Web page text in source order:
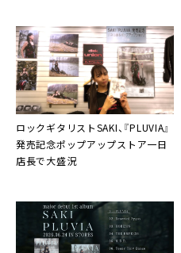
ロックギタリストSAKI、『PLUVIA』
発売記念ポップアップストア一日
店長で大盛況